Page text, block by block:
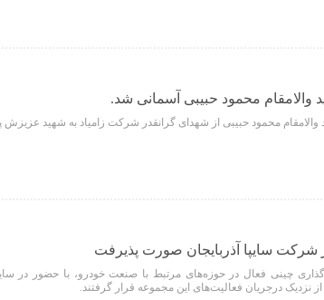
والامقام محمود حبیبی آسمانی شد.
والامقام محمود حبیبی از شهدای گرانقدر شرکت زامیاد به شهید
شرکت سایپا آذربایجان صورت پذیرفت
چینی فعال در حوزه‌های مرتبط با صنعت خودرو، با حضور در سایپا
نزدیک درجریان فعالیت‌های این مجموعه قرار گرفتند.